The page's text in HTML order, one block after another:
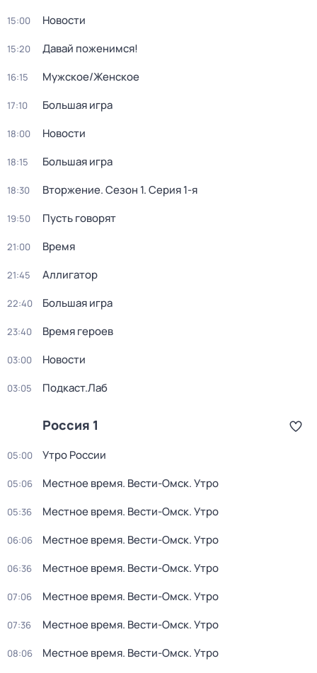
15:00 Новости
15:20 Давай поженимся!
16:15 Мужское/Женское
17:10 Большая игра
18:00 Новости
18:15 Большая игра
18:30 Вторжение. Сезон 1. Серия 1-я
19:50 Пусть говорят
21:00 Время
21:45 Аллигатор
22:40 Большая игра
23:40 Время героев
03:00 Новости
03:05 Подкаст.Лаб
Россия 1
05:00 Утро России
05:06 Местное время. Вести-Омск. Утро
05:36 Местное время. Вести-Омск. Утро
06:06 Местное время. Вести-Омск. Утро
06:36 Местное время. Вести-Омск. Утро
07:06 Местное время. Вести-Омск. Утро
07:36 Местное время. Вести-Омск. Утро
08:06 Местное время. Вести-Омск. Утро